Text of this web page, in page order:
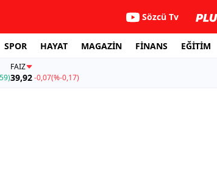
Sözcü Tv
SPOR HAYAT MAGAZİN FİNANS EĞİTİM
FAİZ
39,92-0,07(%-0,17)